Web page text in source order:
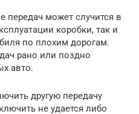
передач может случится в
коробки, так и
по плохим дорогам.
рано или поздно
авто.
другую передачу
не удается либо